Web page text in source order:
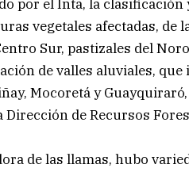
por el Inta, la
vegetales afectadas, de
Sur, pastizales del
de valles aluviales,
Mocoretá y
Dirección de Recursos
de las llamas, hubo